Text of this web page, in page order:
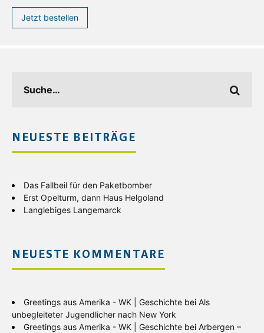
Jetzt bestellen
NEUESTE BEITRÄGE
Das Fallbeil für den Paketbomber
Erst Opelturm, dann Haus Helgoland
Langlebiges Langemarck
NEUESTE KOMMENTARE
Greetings aus Amerika - WK | Geschichte bei Als
unbegleiteter Jugendlicher nach New York
Greetings aus Amerika - WK | Geschichte bei Arbergen –